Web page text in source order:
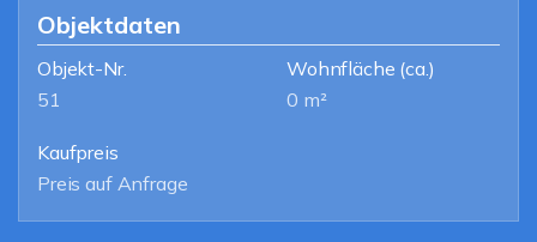
Objektdaten
Objekt-Nr.
51
Wohnfläche (ca.)
0 m²
Kaufpreis
Preis auf Anfrage